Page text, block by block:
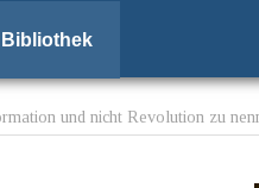
Bibliothek
und nicht Revolution zu